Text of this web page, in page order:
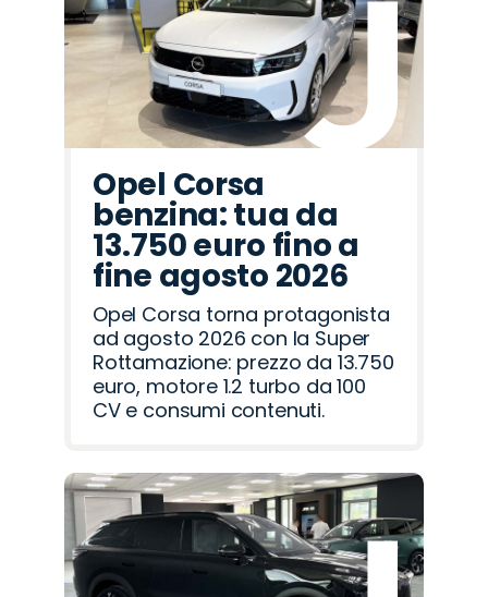
Romeo
Rover
Opel Corsa
benzina: tua da
13.750 euro fino a
fine agosto 2026
Opel Corsa torna protagonista
ad agosto 2026 con la Super
Rottamazione: prezzo da 13.750
euro, motore 1.2 turbo da 100
CV e consumi contenuti.